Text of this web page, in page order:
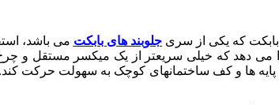
بابکت که یکی از سریجلوبند های بابکت می باشد،
می دهد که خیلی سریعتر از یک میکسر مستقل و
پایه ها و کف ساختمانهای کوچک به سهولت حرکت